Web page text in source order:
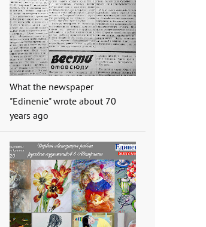
What the newspaper
"Edinenie" wrote about 70
years ago